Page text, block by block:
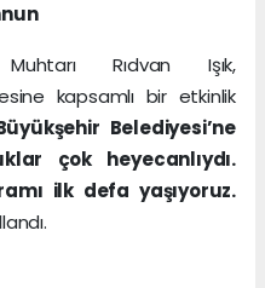
Rıdvan Işık,
kapsamlı bir etkinlik
Belediyesi’ne
çok heyecanlıydı.
ilk defa yaşıyoruz.